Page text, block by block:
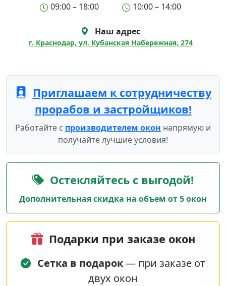
09:00 – 18:00
10:00 – 14:00
Наш адрес
г. Краснодар, ул. Кубанская Набережная, 274
Приглашаем к сотрудничеству
прорабов и застройщиков!
Работайте с производителем окон напрямую и
получайте лучшие условия!
Остекляйтесь с выгодой!
Дополнительная скидка на объем от 5 окон
Подарки при заказе окон
Сетка в подарок— при заказе от
двух окон